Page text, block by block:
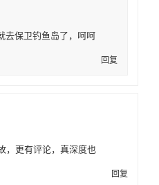
去保卫钓鱼岛了，呵呵
回复
，更有评论，真深度也
回复